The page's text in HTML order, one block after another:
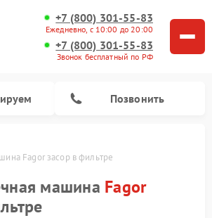
+7 (800) 301-55-83
Ежедневно, с 10:00 до 20:00
+7 (800) 301-55-83
Звонок бесплатный по РФ
Позвонить
Fagor засор в фильтре
машина Fagor